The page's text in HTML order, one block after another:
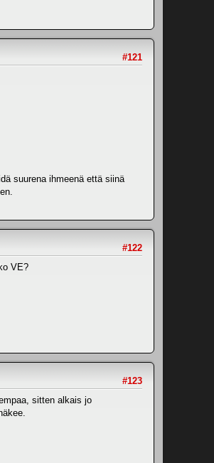
#121
suurena ihmeenä että siinä
#122
VE?
#123
sitten alkais jo